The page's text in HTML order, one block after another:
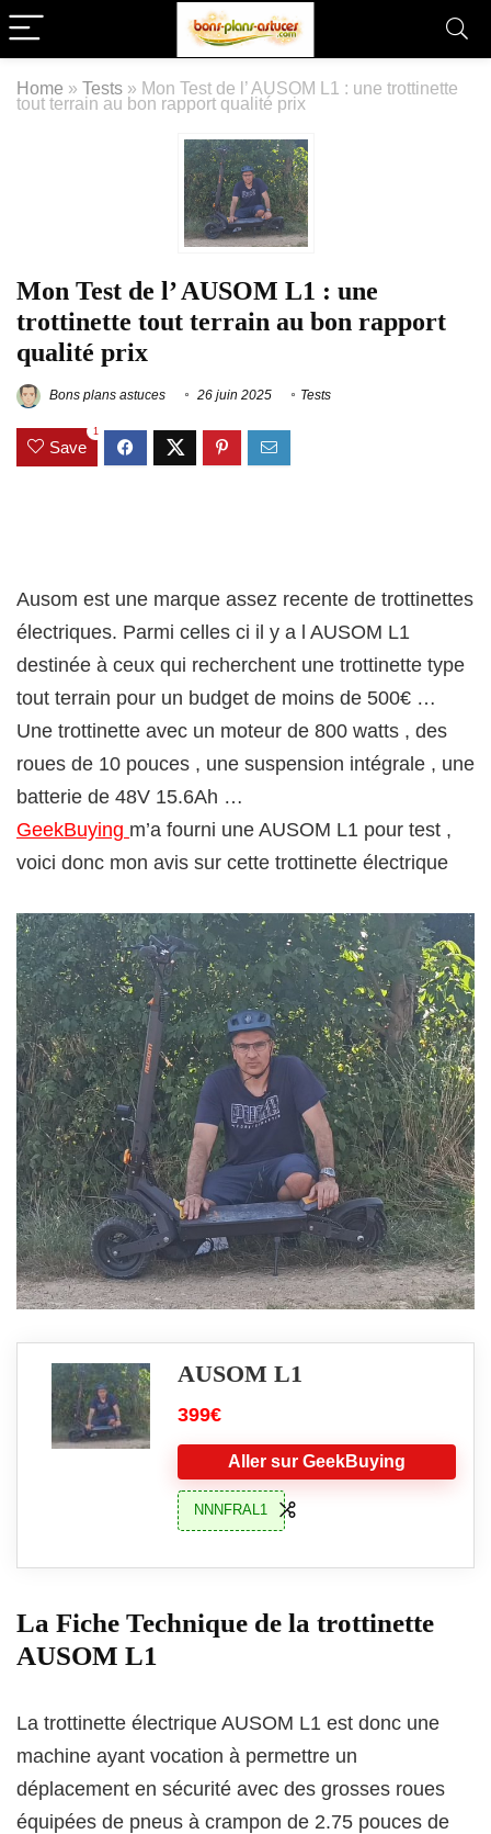
Home » Tests » Mon Test de l’ AUSOM L1 : une trottinette
tout terrain au bon rapport qualité prix
Mon Test de l’ AUSOM L1 : une
trottinette tout terrain au bon rapport
qualité prix
Bons plans astuces 26 juin 2025 Tests
Save
1
Ausom est une marque assez recente de trottinettes
électriques. Parmi celles ci il y a l AUSOM L1
destinée à ceux qui recherchent une trottinette type
tout terrain pour un budget de moins de 500€ …
Une trottinette avec un moteur de 800 watts , des
roues de 10 pouces , une suspension intégrale , une
batterie de 48V 15.6Ah …
GeekBuying m’a fourni une AUSOM L1 pour test ,
voici donc mon avis sur cette trottinette électrique
AUSOM L1
399€
Aller sur GeekBuying
NNNFRAL1
La Fiche Technique de la trottinette
AUSOM L1
La trottinette électrique AUSOM L1 est donc une
machine ayant vocation à permettre un
déplacement en sécurité avec des grosses roues
équipées de pneus à crampon de 2.75 pouces de